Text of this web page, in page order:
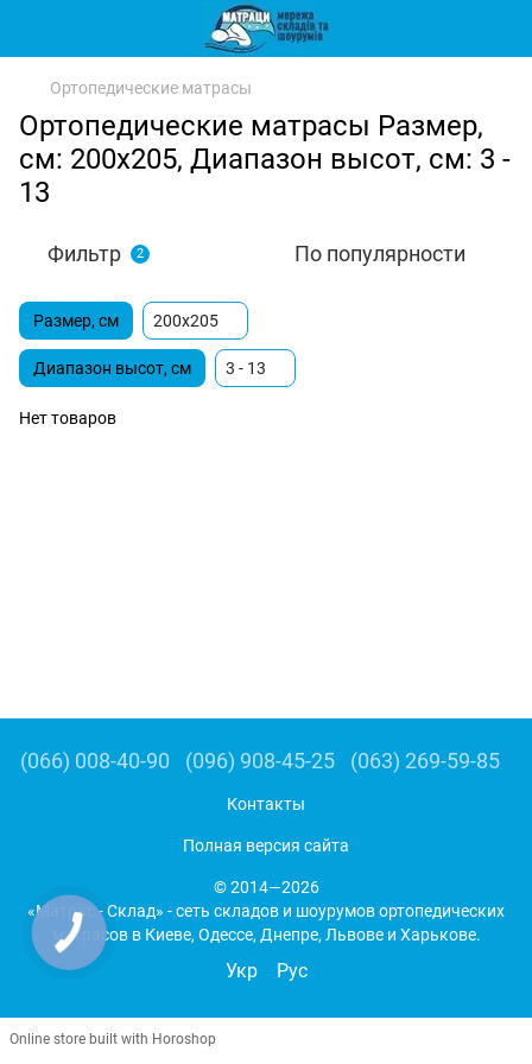
Ортопедические матрасы
Ортопедические матрасы Размер,
см: 200х205, Диапазон высот, см: 3 -
13
Фильтр 2 По популярности
Размер, см 200х205
Диапазон высот, см 3 - 13
Нет товаров
(066) 008-40-90 (096) 908-45-25 (063) 269-59-85
Контакты
Полная версия сайта
© 2014—2026
«Матрас - Склад» - сеть складов и шоурумов ортопедических
матрасов в Киеве, Одессе, Днепре, Львове и Харькове.
Укр Рус
Online store built with Horoshop